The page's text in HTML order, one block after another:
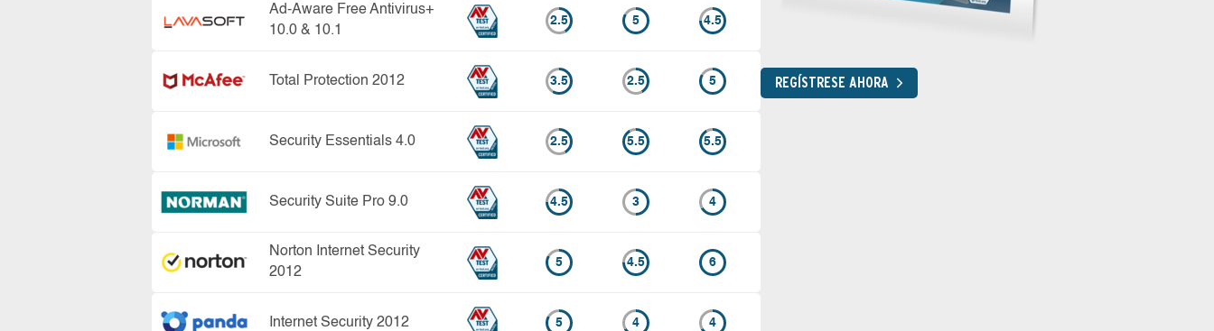
Ad-Aware Free Antivirus+
10.0 & 10.1
2.5 5 4.5
Total Protection 2012 3.5 2.5 5
Security Essentials 4.0 2.5 5.5 5.5
Security Suite Pro 9.0 4.5 3 4
Norton Internet Security
2012
5 4.5 6
Internet Security 2012 5 4 4
REGÍSTRESE AHORA